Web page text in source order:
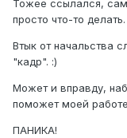
Тожее ссылался,
просто что-то делать.
Втык от начальства
"кадр". :)
Может и вправду,
поможет моей
ПАНИКА!